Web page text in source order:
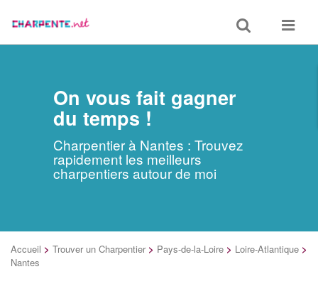
Toggle
search
Toggle
On vous fait gagner
du temps !
Charpentier à Nantes : Trouvez
rapidement les meilleurs
charpentiers autour de moi
Accueil > Trouver un Charpentier > Pays-de-la-Loire > Loire-Atlantique >
Nantes